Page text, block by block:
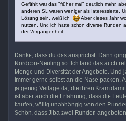
Gefühlt war das "früher mal" deutlich mehr,
anderen SL waren weniger als Interessierte.
Lösung sein, weiß ich
Aber dieses Jahr
nutzen. Und ich hatte schon diverse Runden
der Vergangenheit.
Danke, dass du das ansprichst. Dann
Nordcon-Neuling so. Ich fand das auch
Menge und Diversität der Angebote. Und
immer gerne selbst an die Nase packen.
ja genug Verlage da, die ihren Kram
ist aber auch die Erfahrung, dass die
kaufen, völlig unabhängig von den
Schön, dass Jiba zwei Runden